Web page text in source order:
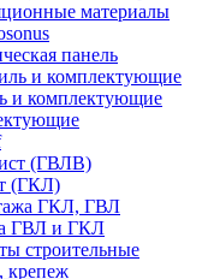
материалы
панель
и комплектующие
(ГВЛВ)
(ГКЛ)
ГКЛ, ГВЛ
ГВЛ и ГКЛ
строительные
крепеж